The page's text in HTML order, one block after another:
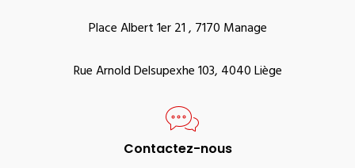
Place Albert 1er 21 , 7170 Manage
Rue Arnold Delsupexhe 103, 4040 Liège
Contactez-nous